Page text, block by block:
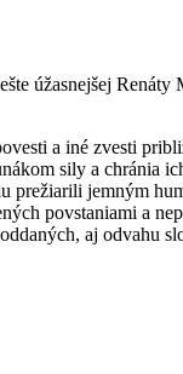
úžasnejšej
a iné zvesti
sily a chránia
jemným
povstaniami a
aj odvahu